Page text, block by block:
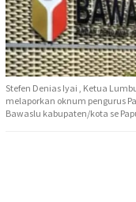
Stefen Denias Iyai , Ketua
melaporkan oknum pengurus
Bawaslu kabupaten/kota se